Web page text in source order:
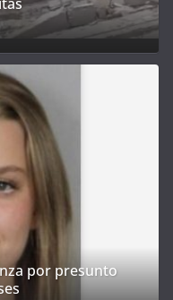
por presunto